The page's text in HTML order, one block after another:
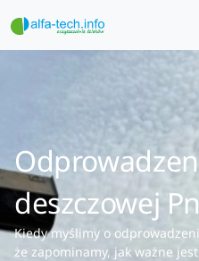
deszczowej
Kiedy myślimy o
że zapominamy, jak ważne